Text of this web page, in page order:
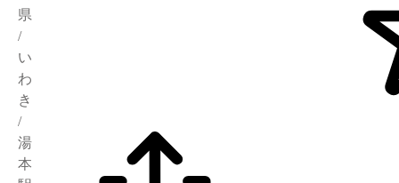
県
/
い
わ
き
/
湯
本